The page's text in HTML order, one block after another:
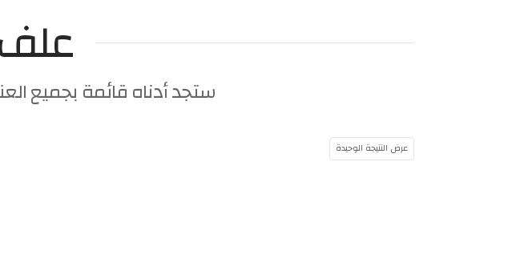
ستجد أدناه قائمة بجميع
عرض النتيجة الوحيدة